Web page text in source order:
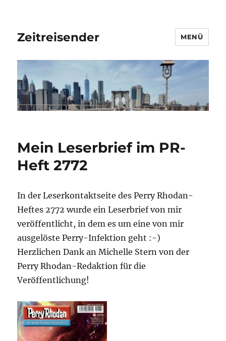
Zeitreisender MENÜ
Mein Leserbrief im PR-
Heft 2772
In der Leserkontaktseite des Perry Rhodan-
Heftes 2772 wurde ein Leserbrief von mir
veröffentlicht, in dem es um eine von mir
ausgelöste Perry-Infektion geht :-)
Herzlichen Dank an Michelle Stern von der
Perry Rhodan-Redaktion für die
Veröffentlichung!